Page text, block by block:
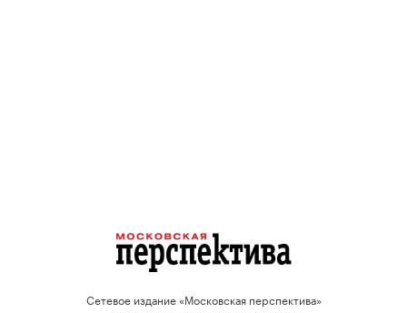
Сетевое издание «Московская перспектива»